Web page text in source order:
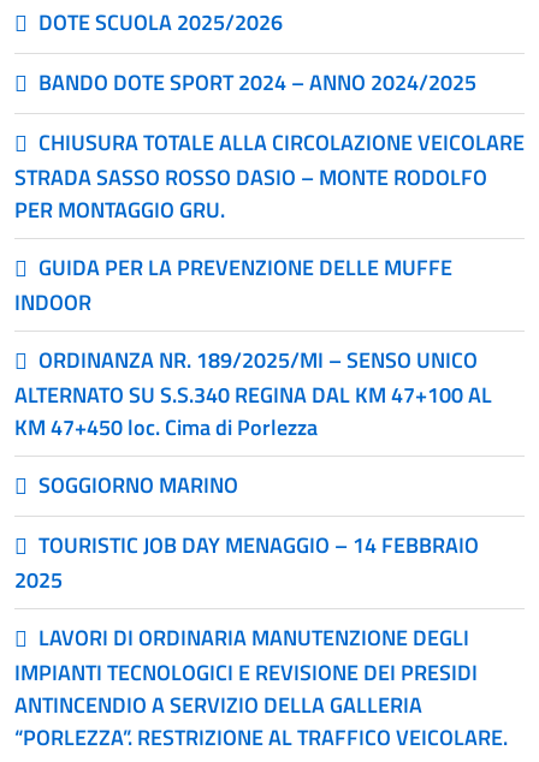
DOTE SCUOLA 2025/2026
BANDO DOTE SPORT 2024 – ANNO 2024/2025
CHIUSURA TOTALE ALLA CIRCOLAZIONE VEICOLARE
STRADA SASSO ROSSO DASIO – MONTE RODOLFO
PER MONTAGGIO GRU.
GUIDA PER LA PREVENZIONE DELLE MUFFE
INDOOR
ORDINANZA NR. 189/2025/MI – SENSO UNICO
ALTERNATO SU S.S.340 REGINA DAL KM 47+100 AL
KM 47+450 loc. Cima di Porlezza
SOGGIORNO MARINO
TOURISTIC JOB DAY MENAGGIO – 14 FEBBRAIO
2025
LAVORI DI ORDINARIA MANUTENZIONE DEGLI
IMPIANTI TECNOLOGICI E REVISIONE DEI PRESIDI
ANTINCENDIO A SERVIZIO DELLA GALLERIA
“PORLEZZA”. RESTRIZIONE AL TRAFFICO VEICOLARE.